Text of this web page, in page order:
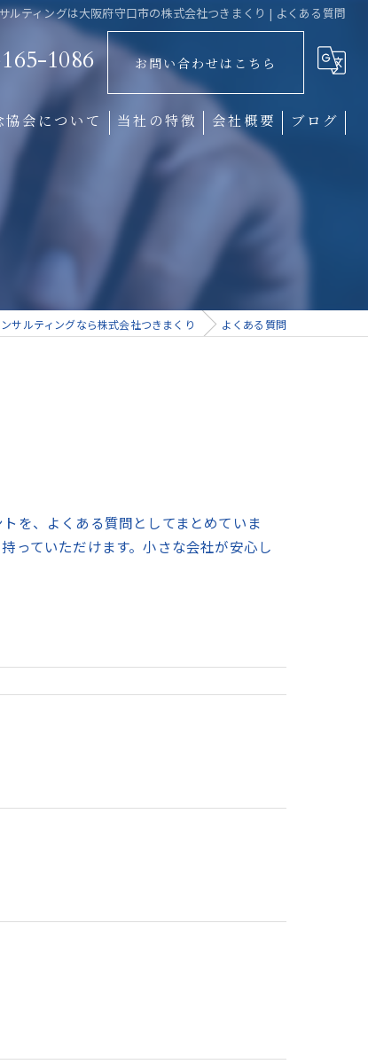
ルティングは大阪府守口市の株式会社つきまくり | よくある質問
1086 お問い合わせはこちら
協会について 当社の特徴
社風
会社概要 ブログ
サルティングなら株式会社つきまくり よくある質問
を、よくある質問としてまとめていま
っていただけます。小さな会社が安心し